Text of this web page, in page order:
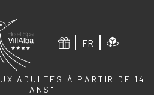
FR
ADULTES À PARTIR DE 14
ANS"